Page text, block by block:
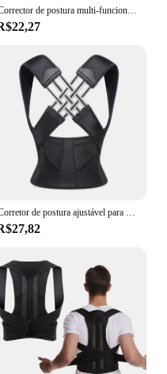
Corrector de postura multi-funcional com pernas de arco, cinto de bandagem para pernas tipo O, pernas tipo X, 3 peças por conjunto
Corretor de postura ajustável para mulheres e homens, alisador de ombro, suporte traseiro completo, alívio da dor superior e inferior